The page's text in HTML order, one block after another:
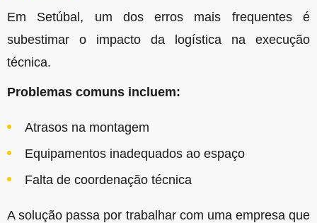
Em Setúbal, um dos erros mais frequentes é
subestimar o impacto da logística na execução
técnica.
Problemas comuns incluem:
Atrasos na montagem
Equipamentos inadequados ao espaço
Falta de coordenação técnica
A solução passa por trabalhar com uma empresa que